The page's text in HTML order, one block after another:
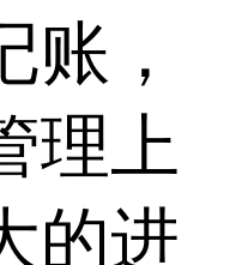
账，
理上
的进